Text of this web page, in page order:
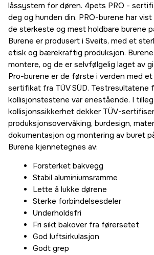
låssystem for døren. 4pets PRO -
deg og hunden din. PRO-burene har
de sterkeste og mest holdbare burene
Burene er produsert i Sveits, med et
etisk og bærekraftig produksjon.
montere, og de er selvfølgelig laget av
Pro-burene er de første i verden med
sertifikat fra TÜV SÜD. Testresultatene
kollisjonstestene var enestående. I
kollisjonssikkerhet dekker TÜV-
produksjonsovervåking, burdesign,
dokumentasjon og montering av buret
Burene kjennetegnes av:
Forsterket bakvegg
Stabil aluminiumsramme
Lette å lukke dørene
Sterke forbindelsesdeler
Underholdsfri
Fri sikt bakover fra førersetet
God luftsirkulasjon
Godt grep